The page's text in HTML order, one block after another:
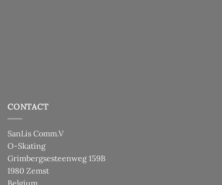
CONTACT
SanLis Comm.V
O-Skating
Grimbergsesteenweg 159B
1980 Zemst